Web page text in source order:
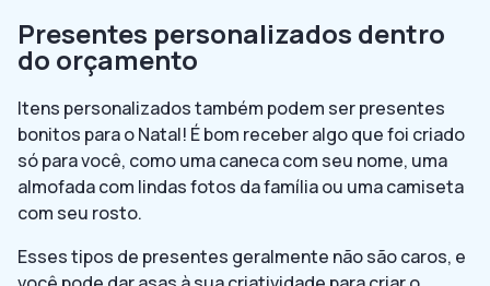
Presentes personalizados dentro
do orçamento
Itens personalizados também podem ser presentes
bonitos para o Natal! É bom receber algo que foi criado
só para você, como uma caneca com seu nome, uma
almofada com lindas fotos da família ou uma camiseta
com seu rosto.
Esses tipos de presentes geralmente não são caros, e